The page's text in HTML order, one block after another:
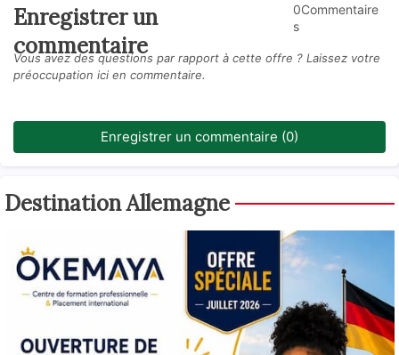
Enregistrer un
commentaire
0Commentaire
s
Vous avez des questions par rapport à cette offre ? Laissez votre
préoccupation ici en commentaire.
Enregistrer un commentaire (0)
Destination Allemagne